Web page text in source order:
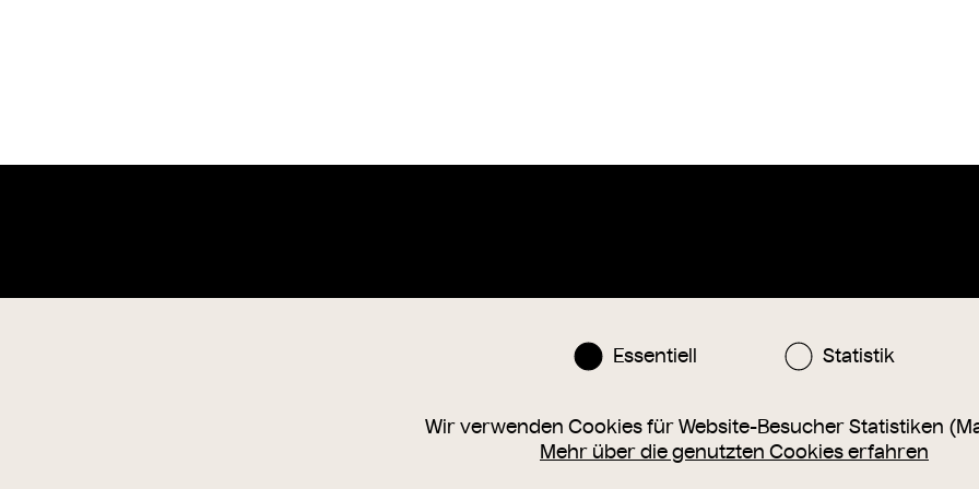
Essentiell Statistik
Wir verwenden Cookies für Website-Besucher Statistiken
Mehr über die genutzten Cookies erfahren
onlinesammlung@wienmuseum.at
+43 (0) 1 505 87 47
InstagramFacebook